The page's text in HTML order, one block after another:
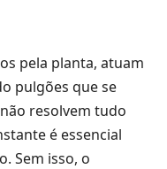
pela planta, atuam
pulgões que se
resolvem tudo
é essencial
Sem isso, o